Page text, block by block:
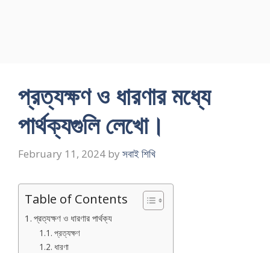
প্রত্যক্ষণ ও ধারণার মধ্যে
পার্থক্যগুলি লেখাে।
February 11, 2024 by সবাই শিখি
Table of Contents
প্রত্যক্ষণ ও ধারণার পার্থক্য
প্রত্যক্ষণ
ধারণা